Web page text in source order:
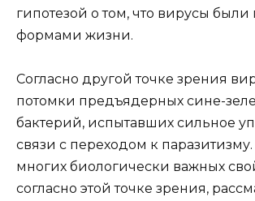
гипотезой о том, что вирусы
формами жизни.
Согласно другой точке зрения
потомки предъядерных сине-
бактерий, испытавших сильное
связи с переходом к паразитизму.
многих биологически важных
согласно этой точке зрения,